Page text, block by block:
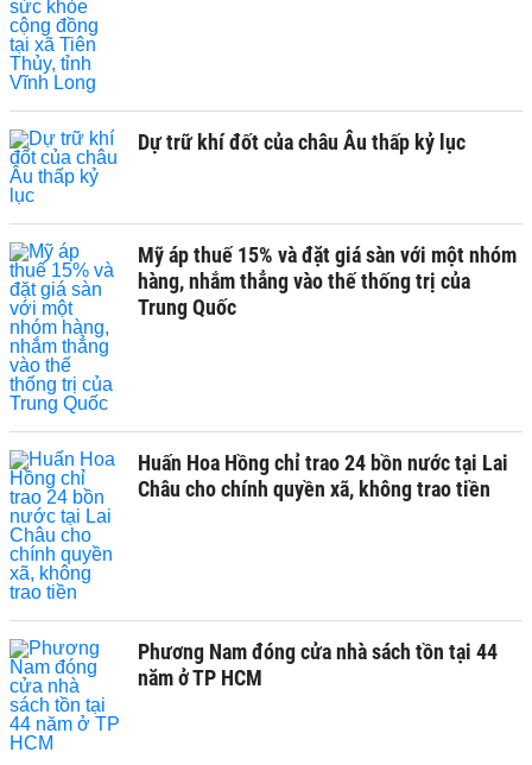
Dự trữ khí đốt của châu Âu thấp kỷ lục
Mỹ áp thuế 15% và đặt giá sàn với một nhóm
hàng, nhắm thẳng vào thế thống trị của
Trung Quốc
Huấn Hoa Hồng chỉ trao 24 bồn nước tại Lai
Châu cho chính quyền xã, không trao tiền
Phương Nam đóng cửa nhà sách tồn tại 44
năm ở TP HCM